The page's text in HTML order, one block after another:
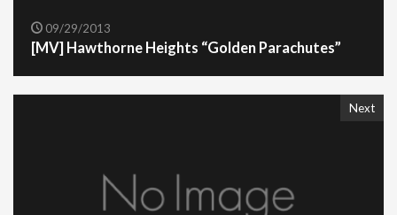
09/29/2013
[MV] Hawthorne Heights “Golden Parachutes”
Next